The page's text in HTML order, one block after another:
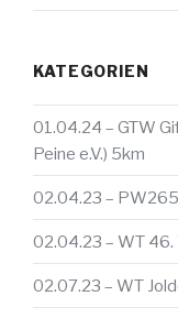
KATEGORIEN
01.04.24 – GTW
Peine e.V.) 5km
02.04.23 –
02.04.23 – WT
02.07.23 – WT